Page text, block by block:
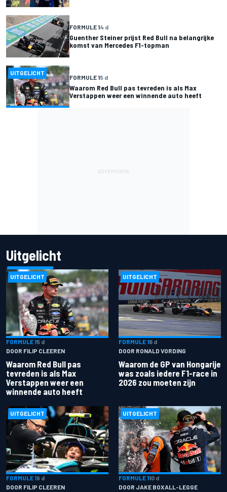
FORMULE 14 d
Guenther Steiner prijst Red Bull na belangrijke
komst van Mercedes F1-topman
UITGELICHT
FORMULE 15 d
Waarom Red Bull pas tevreden is als Max
Verstappen weer een winnende auto heeft
Uitgelicht
UITGELICHT
FORMULE 15 d
DOOR FILIP CLEEREN
Waarom Red Bull pas
tevreden is als Max
Verstappen weer een
winnende auto heeft
UITGELICHT
FORMULE 16 d
DOOR RONALD VORDING
Waarom de GP van Hongarije
was zoals iedere F1-race in
2026 zou moeten zijn
UITGELICHT
FORMULE 19 d
DOOR FILIP CLEEREN
UITGELICHT
FORMULE 110 d
DOOR JAKE BOXALL-LEGGE